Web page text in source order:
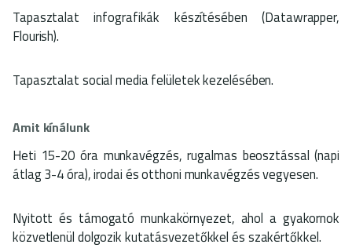
Tapasztalat infografikák készítésében (Datawrapper,
Flourish).
Tapasztalat social media felületek kezelésében.
Amit kínálunk
Heti 15-20 óra munkavégzés, rugalmas beosztással (napi
átlag 3-4 óra), irodai és otthoni munkavégzés vegyesen.
Nyitott és támogató munkakörnyezet, ahol a gyakornok
közvetlenül dolgozik kutatásvezetőkkel és szakértőkkel.